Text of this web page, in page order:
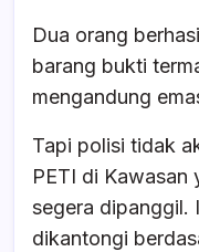
Dua orang
barang bukti
mengandung
Tapi polisi tidak
PETI di Kawasan
segera dipanggil.
dikantongi